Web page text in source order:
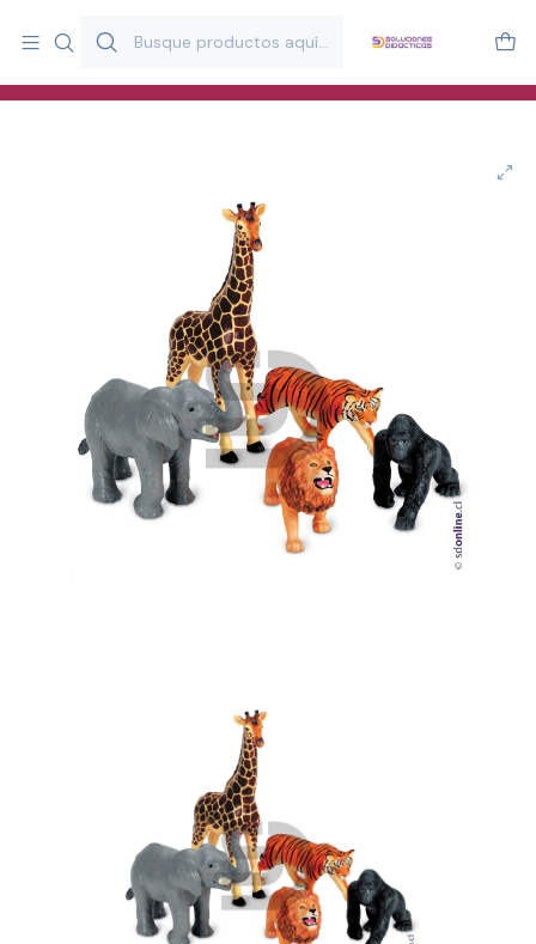
y estimulación infantil en Chile.
Especialistas en recursos educativos para aulas, terapeutas y